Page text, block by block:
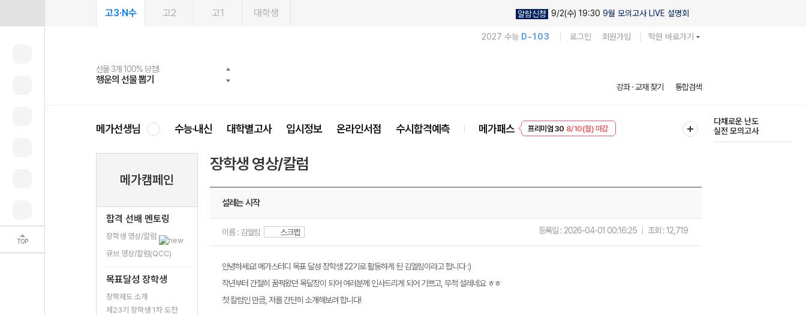
TOP
고3·N수 고2 고1 대학생 알람신청 9/2(수) 19:30 9월 모의고사 LIVE 설명회
2027 수능 D-103 로그인 회원가입 학원 바로가기
선물 3개 100% 당첨!
행운의 선물 뽑기
선물 100% 증정!
메가스터디 X 올리브
여름방학 스터디 캐시백
메가런 썸머스쿨
2027 러셀 단과
강사 공개선발
스마트러닝앱
설문 EVENT
메가패스
3일 무료 체험권
메가패스 수강생 무료혜택!
메가클럽 멤버십
사회공헌 캠페인
희망이룸 메가나눔
강좌 · 교재 찾기 통합검색
메가선생님 수능·내신 대학별고사 입시정보 온라인서점 수시합격예측 메가패스
EVENT 8/10(월) 마감
다채로운 난도
실전 모의고사
메가캠페인
합격 선배 멘토링
장학생 영상/칼럼
큐브 영상/칼럼(QCC)
목표달성 장학생
장학제도 소개
제23기 장학생 1차 도전
장학생 영상/칼럼
설레는 시작
이름 : 김엘림 스크랩 등록일 : 2026-04-01 00:16:25 조회 :12,719
안녕하세요! 메가스터디 목표 달성 장학생 22기로 활동하게 된 김엘림이라고 합니다 :)
작년부터 간절히 꿈꿔왔던 목달장이 되어 여러분께 인사드리게 되어 기쁘고, 무척 설레네요 ㅎㅎ
첫 칼럼인 만큼, 저를 간단히 소개해보려 합니다!